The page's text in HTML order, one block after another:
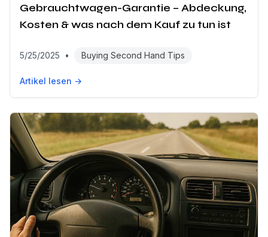
Gebrauchtwagen-Garantie – Abdeckung,
Kosten & was nach dem Kauf zu tun ist
5/25/2025 • Buying Second Hand Tips
Artikel lesen →